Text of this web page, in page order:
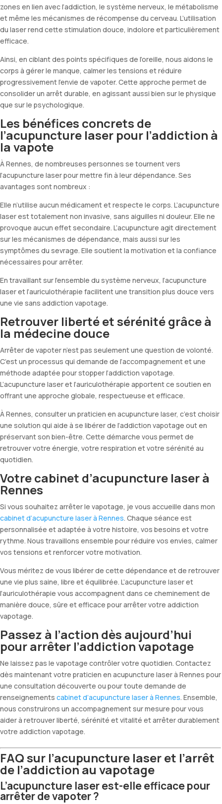
zones en lien avec l’addiction, le système nerveux, le métabolisme
et même les mécanismes de récompense du cerveau. L’utilisation
du laser rend cette stimulation douce, indolore et particulièrement
efficace.
Ainsi, en ciblant des points spécifiques de l’oreille, nous aidons le
corps à gérer le manque, calmer les tensions et réduire
progressivement l’envie de vapoter. Cette approche permet de
consolider un arrêt durable, en agissant aussi bien sur le physique
que sur le psychologique.
Les bénéfices concrets de
l’acupuncture laser pour l’addiction à
la vapote
À Rennes, de nombreuses personnes se tournent vers
l’acupuncture laser pour mettre fin à leur dépendance. Ses
avantages sont nombreux :
Elle n’utilise aucun médicament et respecte le corps. L’acupuncture
laser est totalement non invasive, sans aiguilles ni douleur. Elle ne
provoque aucun effet secondaire. L’acupuncture agit directement
sur les mécanismes de dépendance, mais aussi sur les
symptômes du sevrage. Elle soutient la motivation et la confiance
nécessaires pour arrêter.
En travaillant sur l’ensemble du système nerveux, l’acupuncture
laser et l’auriculothérapie facilitent une transition plus douce vers
une vie sans addiction vapotage.
Retrouver liberté et sérénité grâce à
la médecine douce
Arrêter de vapoter n’est pas seulement une question de volonté.
C’est un processus qui demande de l’accompagnement et une
méthode adaptée pour stopper l’addiction vapotage.
L’acupuncture laser et l’auriculothérapie apportent ce soutien en
offrant une approche globale, respectueuse et efficace.
À Rennes, consulter un praticien en acupuncture laser, c’est choisir
une solution qui aide à se libérer de l’addiction vapotage out en
préservant son bien-être. Cette démarche vous permet de
retrouver votre énergie, votre respiration et votre sérénité au
quotidien.
Votre cabinet d’acupuncture laser à
Rennes
Si vous souhaitez arrêter le vapotage, je vous accueille dans mon
cabinet d’acupuncture laser à Rennes. Chaque séance est
personnalisée et adaptée à votre histoire, vos besoins et votre
rythme. Nous travaillons ensemble pour réduire vos envies, calmer
vos tensions et renforcer votre motivation.
Vous méritez de vous libérer de cette dépendance et de retrouver
une vie plus saine, libre et équilibrée. L’acupuncture laser et
l’auriculothérapie vous accompagnent dans ce cheminement de
manière douce, sûre et efficace pour arrêter votre addiction
vapotage.
Passez à l’action dès aujourd’hui
pour arrêter l’addiction vapotage
Ne laissez pas le vapotage contrôler votre quotidien. Contactez
dès maintenant votre praticien en acupuncture laser à Rennes pour
une consultation découverte ou pour toute demande de
renseignements cabinet d’acupuncture laser à Rennes. Ensemble,
nous construirons un accompagnement sur mesure pour vous
aider à retrouver liberté, sérénité et vitalité et arrêter durablement
votre addiction vapotage.
FAQ sur l’acupuncture laser et l’arrêt
de l’addiction au vapotage
L’acupuncture laser est-elle efficace pour
arrêter de vapoter ?